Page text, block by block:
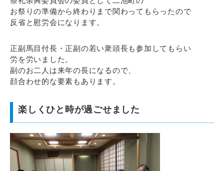
お祭りの準備から終わりまで関わってもらったので
反省と慰労会になります。
正副馬目付長・正副の若い衆頭長も参加してもらい
労を労いました。
副のお二人は来年の長になるので、
顔合わせ的な要素もあります。
楽しくひと時が過ごせました